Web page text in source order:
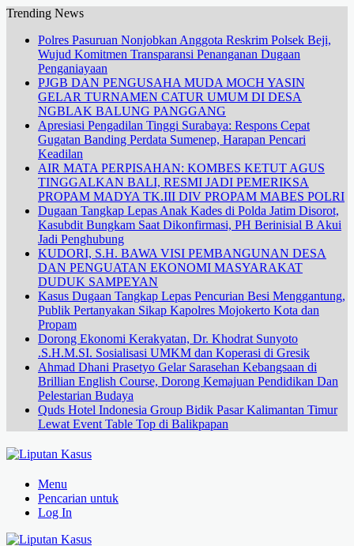
Trending News
Polres Pasuruan Nonjobkan Anggota Reskrim Polsek Beji,
Wujud Komitmen Transparansi Penanganan Dugaan
Penganiayaan
PJGB DAN PENGUSAHA MUDA MOCH YASIN
GELAR TURNAMEN CATUR UMUM DI DESA
NGBLAK BALUNG PANGGANG
Apresiasi Pengadilan Tinggi Surabaya: Respons Cepat
Gugatan Banding Perdata Sumenep, Harapan Pencari
Keadilan
AIR MATA PERPISAHAN: KOMBES KETUT AGUS
TINGGALKAN BALI, RESMI JADI PEMERIKSA
PROPAM MADYA TK.III DIV PROPAM MABES POLRI
Dugaan Tangkap Lepas Anak Kades di Polda Jatim Disorot,
Kasubdit Bungkam Saat Dikonfirmasi, PH Berinisial B Akui
Jadi Penghubung
KUDORI, S.H. BAWA VISI PEMBANGUNAN DESA
DAN PENGUATAN EKONOMI MASYARAKAT
DUDUK SAMPEYAN
Kasus Dugaan Tangkap Lepas Pencurian Besi Menggantung,
Publik Pertanyakan Sikap Kapolres Mojokerto Kota dan
Propam
Dorong Ekonomi Kerakyatan, Dr. Khodrat Sunyoto
.S.H.M.SI. Sosialisasi UMKM dan Koperasi di Gresik
Ahmad Dhani Prasetyo Gelar Sarasehan Kebangsaan di
Brillian English Course, Dorong Kemajuan Pendidikan Dan
Pelestarian Budaya
Quds Hotel Indonesia Group Bidik Pasar Kalimantan Timur
Lewat Event Table Top di Balikpapan
Menu
Pencarian untuk
Log In